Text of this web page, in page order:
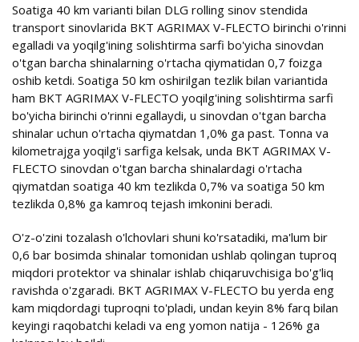
Soatiga 40 km varianti bilan DLG rolling sinov stendida
transport sinovlarida BKT AGRIMAX V-FLECTO birinchi o'rinni
egalladi va yoqilg'ining solishtirma sarfi bo'yicha sinovdan
o'tgan barcha shinalarning o'rtacha qiymatidan 0,7 foizga
oshib ketdi. Soatiga 50 km oshirilgan tezlik bilan variantida
ham BKT AGRIMAX V-FLECTO yoqilg'ining solishtirma sarfi
bo'yicha birinchi o'rinni egallaydi, u sinovdan o'tgan barcha
shinalar uchun o'rtacha qiymatdan 1,0% ga past. Tonna va
kilometrajga yoqilg'i sarfiga kelsak, unda BKT AGRIMAX V-
FLECTO sinovdan o'tgan barcha shinalardagi o'rtacha
qiymatdan soatiga 40 km tezlikda 0,7% va soatiga 50 km
tezlikda 0,8% ga kamroq tejash imkonini beradi.
O'z-o'zini tozalash o'lchovlari shuni ko'rsatadiki, ma'lum bir
0,6 bar bosimda shinalar tomonidan ushlab qolingan tuproq
miqdori protektor va shinalar ishlab chiqaruvchisiga bo'g'liq
ravishda o'zgaradi. BKT AGRIMAX V-FLECTO bu yerda eng
kam miqdordagi tuproqni to'pladi, undan keyin 8% farq bilan
keyingi raqobatchi keladi va eng yomon natija - 126% ga